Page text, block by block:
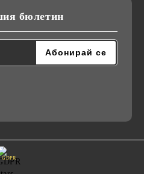
бюлетин
GDPR